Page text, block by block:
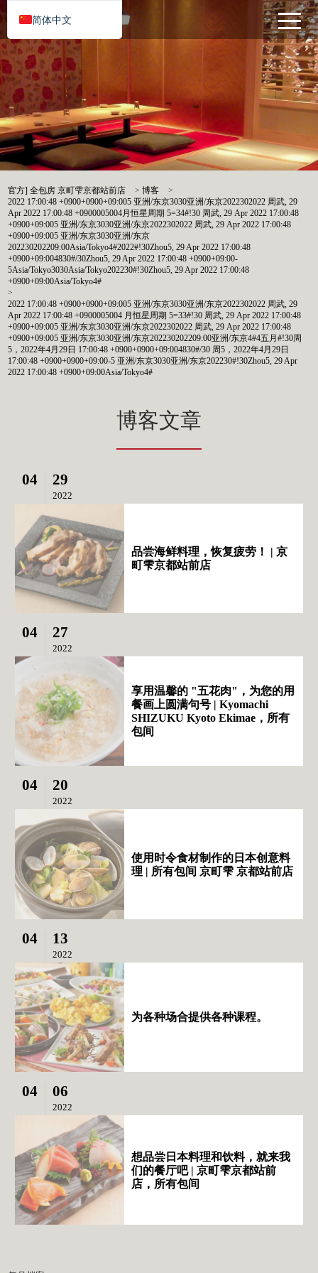
官方] 全包房 京町雫京都站前店 >博客
>
2022 17:00:48 +0900+0900+09:005 亚洲/东京3030亚洲/东京2022302022 周武, 29
Apr 2022 17:00:48 +0900005004月恒星周期 5=34#!30 周武, 29 Apr 2022 17:00:48
+0900+09:005 亚洲/东京3030亚洲/东京2022302022 周武, 29 Apr 2022 17:00:48
+0900+09:005 亚洲/东京3030亚洲/东京
202230202209:00Asia/Tokyo4#2022#!30Zhou5, 29 Apr 2022 17:00:48
+0900+09:004830#/30Zhou5, 29 Apr 2022 17:00:48 +0900+09:00-
5Asia/Tokyo3030Asia/Tokyo202230#!30Zhou5, 29 Apr 2022 17:00:48
+0900+09:00Asia/Tokyo4#
>
2022 17:00:48 +0900+0900+09:005 亚洲/东京3030亚洲/东京2022302022 周武, 29
Apr 2022 17:00:48 +0900005004 月恒星周期 5=33#!30 周武, 29 Apr 2022 17:00:48
+0900+09:005 亚洲/东京3030亚洲/东京2022302022 周武, 29 Apr 2022 17:00:48
+0900+09:005 亚洲/东京3030亚洲/东京202230202209:00亚洲/东京4#4五月#!30周
5，2022年4月29日 17:00:48 +0900+0900+09:004830#/30 周5，2022年4月29日
17:00:48 +0900+0900+09:00-5 亚洲/东京3030亚洲/东京202230#!30Zhou5, 29 Apr
2022 17:00:48 +0900+09:00Asia/Tokyo4#
博客文章
04 29
2022
品尝海鲜料理，恢复疲劳！ | 京
町雫京都站前店
04 27
2022
享用温馨的 "五花肉"，为您的用
餐画上圆满句号 | Kyomachi
SHIZUKU Kyoto Ekimae，所有
包间
04 20
2022
使用时令食材制作的日本创意料
理 | 所有包间 京町雫 京都站前店
04 13
2022
为各种场合提供各种课程。
04 06
2022
想品尝日本料理和饮料，就来我
们的餐厅吧 | 京町雫京都站前
店，所有包间
简体中文